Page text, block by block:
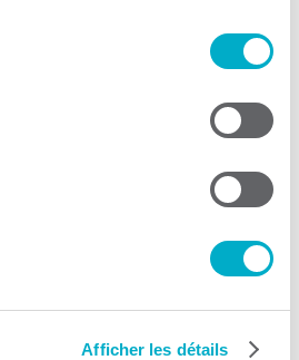
Afficher les détails